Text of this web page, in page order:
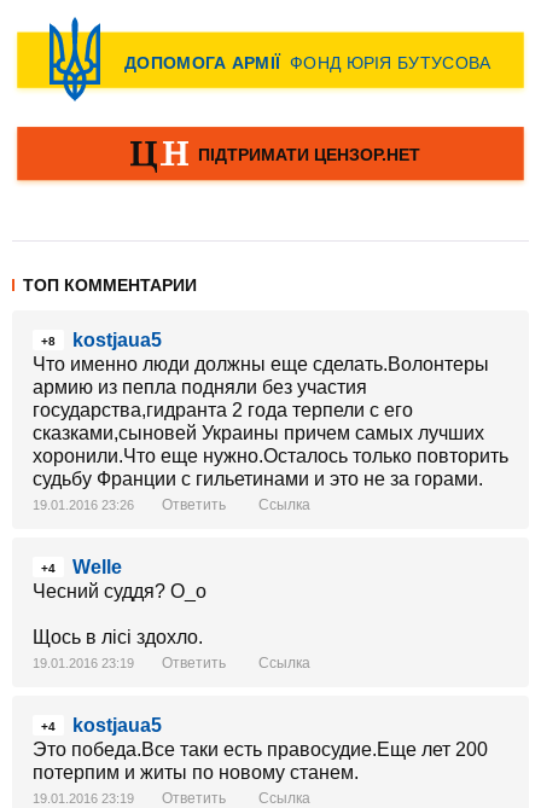
ТОП КОММЕНТАРИИ
+8
kostjaua5
Что именно люди должны еще сделать.Волонтеры
армию из пепла подняли без участия
государства,гидранта 2 года терпели с его
сказками,сыновей Украины причем самых лучших
хоронили.Что еще нужно.Осталось только повторить
судьбу Франции с гильетинами и это не за горами.
19.01.2016 23:26 Ответить Ссылка
+4
Welle
Чесний суддя? О_о
Щось в лісі здохло.
19.01.2016 23:19 Ответить Ссылка
+4
kostjaua5
Это победа.Все таки есть правосудие.Еще лет 200
потерпим и житы по новому станем.
19.01.2016 23:19 Ответить Ссылка